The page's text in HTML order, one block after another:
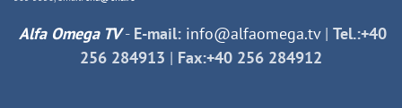
Alfa Omega TV- E-mail: info@alfaomega.tv| Tel.:+40
256 284913 | Fax:+40 256 284912